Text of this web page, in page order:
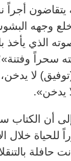
أجراً
وجهه
الذي يأخذ
سحراً
لا
يدخن».
أن الكتاب
للحياة خلال
حافلة